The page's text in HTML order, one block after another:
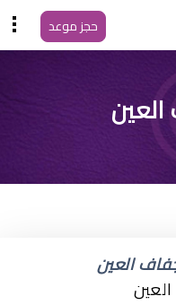
حجز موعد
العين